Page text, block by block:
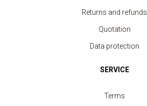
Returns and refunds
Quotation
Data protection
SERVICE
Terms